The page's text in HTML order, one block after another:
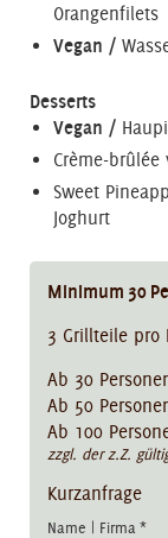
Orangenfilets
Vegan /
Desserts
Vegan /
Crème-
Sweet
Joghurt
Minimum 30
3 Grillteile pro
Ab 30
Ab 50
Ab 100
zzgl. der z.Z.
Kurzanfrage
Name | Firma *